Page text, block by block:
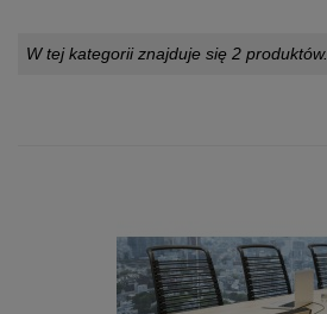
W tej kategorii znajduje się 2 produktów.